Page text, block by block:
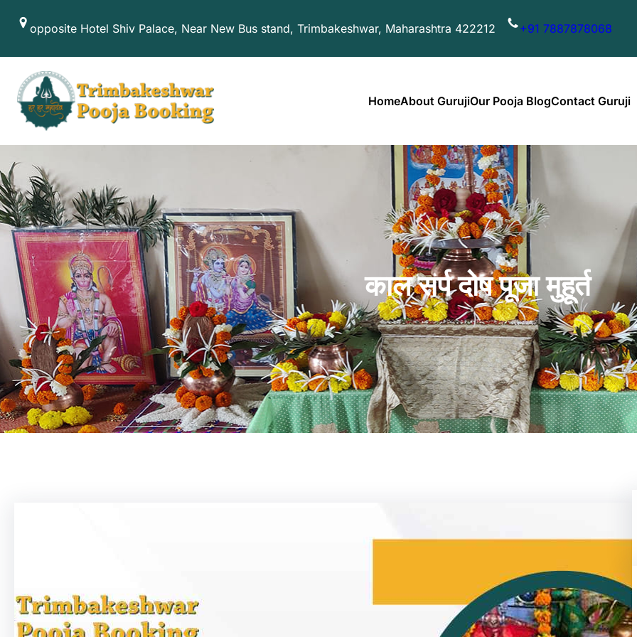
opposite Hotel Shiv Palace, Near New Bus stand, Trimbakeshwar, Maharashtra 422212 +91 7887878068
HomeAbout GurujiOur Pooja BlogContact Guruji
काल सर्प दोष पूजा मुहूर्त